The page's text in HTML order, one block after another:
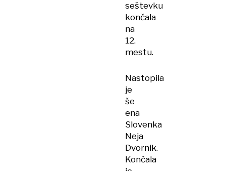
seštevku
končala
na
12.
mestu.
Nastopila
je
še
ena
Slovenka
Neja
Dvornik.
Končala